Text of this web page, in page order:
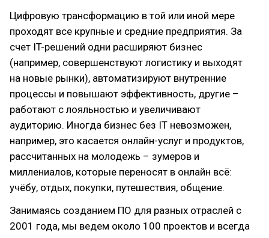
Цифровую трансформацию в той или иной мере
проходят все крупные и средние предприятия. За
счет IT-решений одни расширяют бизнес
(например, совершенствуют логистику и выходят
на новые рынки), автоматизируют внутренние
процессы и повышают эффективность, другие –
работают с лояльностью и увеличивают
аудиторию. Иногда бизнес без IT невозможен,
например, это касается онлайн-услуг и продуктов,
рассчитанных на молодежь – зумеров и
миллениалов, которые переносят в онлайн всё:
учёбу, отдых, покупки, путешествия, общение.
Занимаясь созданием ПО для разных отраслей с
2001 года, мы ведем около 100 проектов и всегда